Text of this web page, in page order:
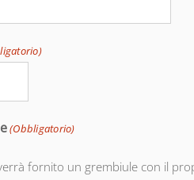
(Obbligatorio)
fornito un grembiule con il